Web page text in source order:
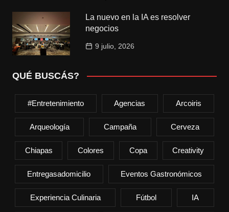
La nuevo en la IA es resolver
negocios
9 julio, 2026
QUÉ BUSCÁS?
#entretenimiento Agencias Arcoiris
Arqueología Campaña Cerveza
Chiapas Colores Copa Creativity
Entregasadomicilio Eventos Gastronómicos
Experiencia Culinaria Fútbol IA